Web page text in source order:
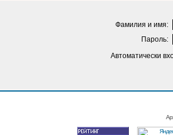
Фамилия и имя:
Пароль:
Автоматически